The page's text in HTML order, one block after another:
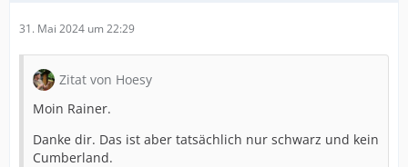
31. Mai 2024 um 22:29
Zitat von Hoesy
Moin Rainer.
Danke dir. Das ist aber tatsächlich nur schwarz und kein
Cumberland.